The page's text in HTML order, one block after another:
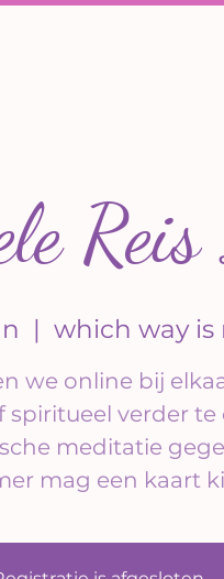
  |
which way is
we online bij
spiritueel verder
meditatie
mag een kaart